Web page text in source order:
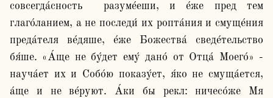
совсегда́сность  разуме́еши, и е́же пред тем
глаго́ланием, а не последи́ их ропта́ния и смуще́ния
преда́теля ве́дяше, е́же Божества́ сведе́тельство
бя́ше. «А́ще не бу́дет ему́ дано́ от Отца́ Моего́» -
науча́ет их и Собо́ю показу́ет, я́ко не смуща́ется,
а́ще и не ве́руют. А́ки бы рекл: ничесо́же Мя